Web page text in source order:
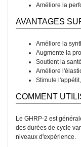
Améliore la
AVANTAGES
Améliore la
Augmente la
Soutient la
Améliore
Stimule
COMMENT
Le GHRP-2 est
des durées de cycle
niveaux d'expérience.